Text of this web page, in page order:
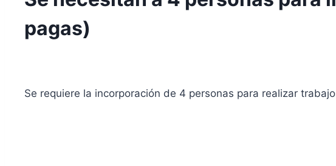
pagas)
Se requiere la incorporación de 4 personas para realizar